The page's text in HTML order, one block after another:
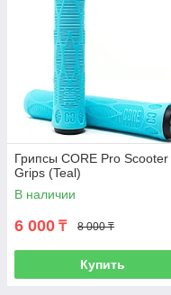
Грипсы CORE Pro Scooter
Grips (Teal)
В наличии
6 000 ₸ 8 000 ₸
Купить